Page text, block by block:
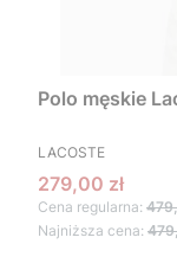
Polo męskie
PRODUCENT
LACOSTE
Cena
279,00 zł
Cena regularna:
Najniższa cena: